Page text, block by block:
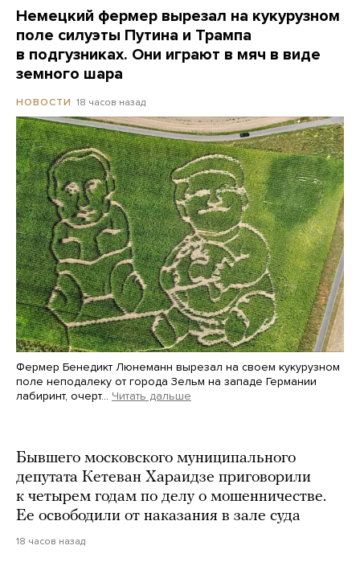
Немецкий фермер вырезал на кукурузном
поле силуэты Путина и Трампа
в подгузниках. Они играют в мяч в виде
земного шара
НОВОСТИ 18 часов назад
Фермер Бенедикт Люнеманн вырезал на своем кукурузном
поле неподалеку от города Зельм на западе Германии
лабиринт, очерт… Читать дальше
Бывшего московского муниципального
депутата Кетеван Хараидзе приговорили
к четырем годам по делу о мошенничестве.
Ее освободили от наказания в зале суда
18 часов назад